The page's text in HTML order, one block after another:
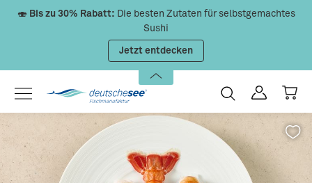
Zum Hauptinhalt springen
🍣 Bis zu 30% Rabatt: Die besten Zutaten für selbstgemachtes
Sushi
Jetzt entdecken